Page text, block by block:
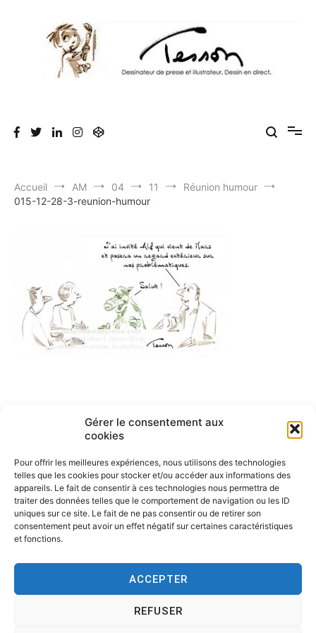
Gérer le consentement aux
cookies
Pour offrir les meilleures expériences, nous utilisons des technologies
telles que les cookies pour stocker et/ou accéder aux informations des
appareils. Le fait de consentir à ces technologies nous permettra de
traiter des données telles que le comportement de navigation ou les ID
uniques sur ce site. Le fait de ne pas consentir ou de retirer son
consentement peut avoir un effet négatif sur certaines caractéristiques
et fonctions.
ACCEPTER
REFUSER
direct, dessin humoristique, cartoonist.
direct lors des séminaires d'entreprise. Illustration et dessin
Accueil AM 04 11
Réunion humour
015-12-28-3-reunion-humour
Navigation
de
l’article
ARTICLE PRÉCÉDENT
Réunion humour